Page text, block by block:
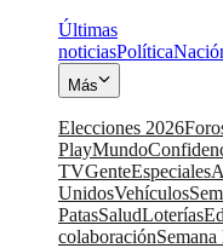
Últimas
noticiasPolítica
Más
Elecciones 2026
PlayMundo
TVGenteEspeciales
UnidosVehículos
PatasSaludLoterías
colaboración